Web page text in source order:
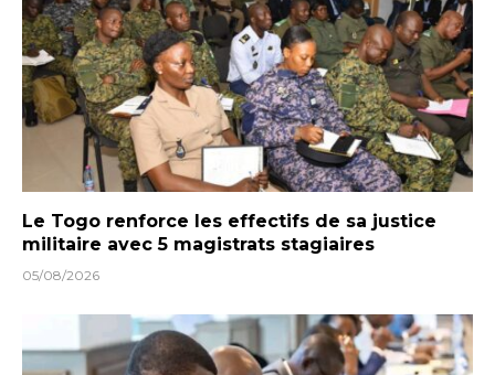
Le Togo renforce les effectifs de sa justice
militaire avec 5 magistrats stagiaires
05/08/2026